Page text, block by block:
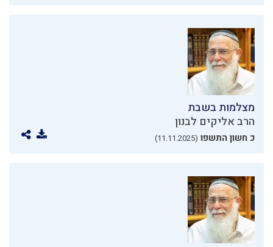
מצלמות בשבת
הרב אליקים לבנון
כ חשון התשפו (11.11.2025)